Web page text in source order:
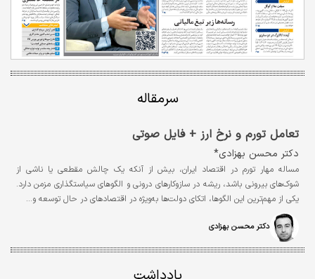
سرمقاله
تعامل تورم و نرخ ارز + فایل صوتی
دکتر محسن بهزادی*
مساله مهار تورم در اقتصاد ایران، بیش از آنکه یک چالش مقطعی یا ناشی از
شوک‌های بیرونی باشد، ریشه در سازوکارهای درونی و الگوهای سیاستگذاری مزمن دارد.
یکی از مهم‌ترین این الگوها، اتکای دولت‌ها به‌ویژه در اقتصادهای در حال توسعه و…
دکتر محسن بهزادی